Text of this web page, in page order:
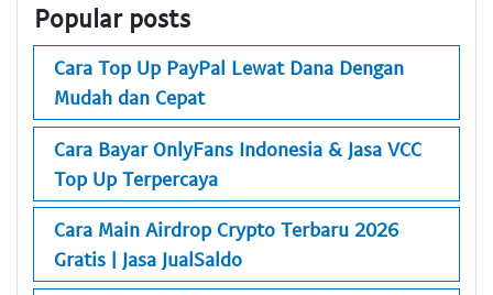
Popular posts
Cara Top Up PayPal Lewat Dana Dengan
Mudah dan Cepat
Cara Bayar OnlyFans Indonesia & Jasa VCC
Top Up Terpercaya
Cara Main Airdrop Crypto Terbaru 2026
Gratis | Jasa JualSaldo